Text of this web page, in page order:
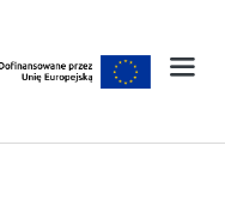
nowym oknie